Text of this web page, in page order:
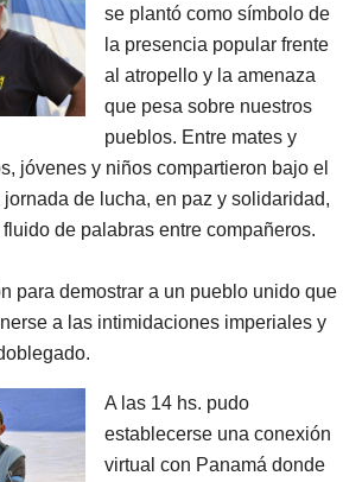
se plantó como símbolo de
la presencia popular frente
al atropello y la amenaza
que pesa sobre nuestros
pueblos. Entre mates y
jóvenes y niños compartieron bajo el
de lucha, en paz y solidaridad,
de palabras entre compañeros.
para demostrar a un pueblo unido que
a las intimidaciones imperiales y
A las 14 hs. pudo
establecerse una conexión
virtual con Panamá donde